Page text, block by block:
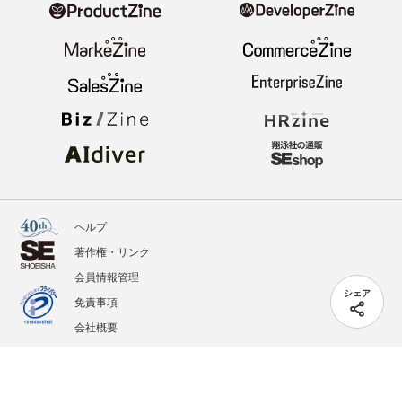
シェア
ヘルプ
著作権・リンク
会員情報管理
免責事項
会社概要